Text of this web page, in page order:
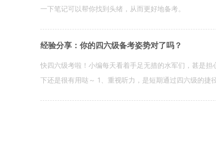
一下笔记可以帮你找到头绪，从而更好地备考。
经验分享：你的四六级备考姿势对了吗？
快四六级考啦！小编每天看着手足无措的水军们，甚是
下还是很有用哒～ 1、重视听力，是短期通过四六级的捷